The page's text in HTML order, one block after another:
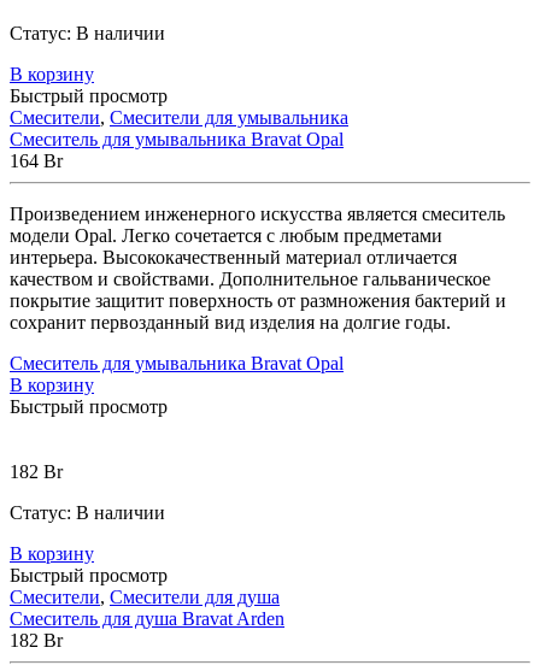
Статус: В наличии
В корзину
Быстрый просмотр
Смесители, Смесители для умывальника
Смеситель для умывальника Bravat Opal
164 Br
Произведением инженерного искусства является смеситель
модели Opal. Легко сочетается с любым предметами
интерьера. Высококачественный материал отличается
качеством и свойствами. Дополнительное гальваническое
покрытие защитит поверхность от размножения бактерий и
сохранит первозданный вид изделия на долгие годы.
Смеситель для умывальника Bravat Opal
В корзину
Быстрый просмотр
182 Br
Статус: В наличии
В корзину
Быстрый просмотр
Смесители, Смесители для душа
Смеситель для душа Bravat Arden
182 Br